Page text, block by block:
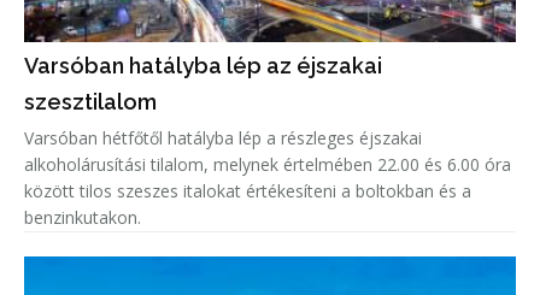
Varsóban hatályba lép az éjszakai
szesztilalom
Varsóban hétfőtől hatályba lép a részleges éjszakai
alkoholárusítási tilalom, melynek értelmében 22.00 és 6.00 óra
között tilos szeszes italokat értékesíteni a boltokban és a
benzinkutakon.